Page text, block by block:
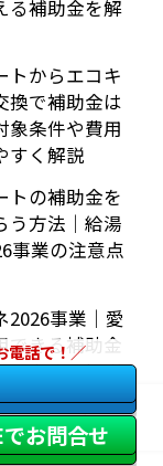
る補助金を解
トからエコキ
換で補助金は
象条件や費用
すく解説
トの補助金を
う方法｜給湯
事業の注意点
2026事業｜愛
できる補助金
りやすく解説
電話で！
お問合せ